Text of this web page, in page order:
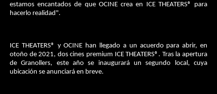
estamos encantados de que OCINE crea en ICE THEATERS® para
hacerlo realidad".
ICE THEATERS® y OCINE han llegado a un acuerdo para abrir, en
otoño de 2021, dos cines premium ICE THEATERS®. Tras la apertura
de Granollers, este año se inaugurará un segundo local, cuya
ubicación se anunciará en breve.